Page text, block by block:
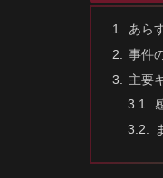
あら
事件
主要